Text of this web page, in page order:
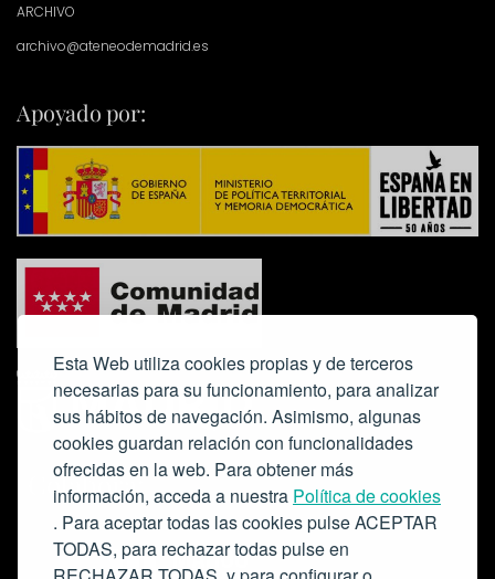
Esta Web utiliza cookies propias y de terceros
necesarias para su funcionamiento, para analizar
sus hábitos de navegación. Asimismo, algunas
cookies guardan relación con funcionalidades
ofrecidas en la web. Para obtener más
información, acceda a nuestra Política de cookies
. Para aceptar todas las cookies pulse ACEPTAR
TODAS, para rechazar todas pulse en
ARCHIVO
archivo@ateneodemadrid.es
Apoyado por:
Colabora: